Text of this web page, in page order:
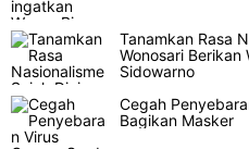
Tanamkan Rasa
Wonosari Berikan
Sidowarno
Cegah
Bagikan Masker